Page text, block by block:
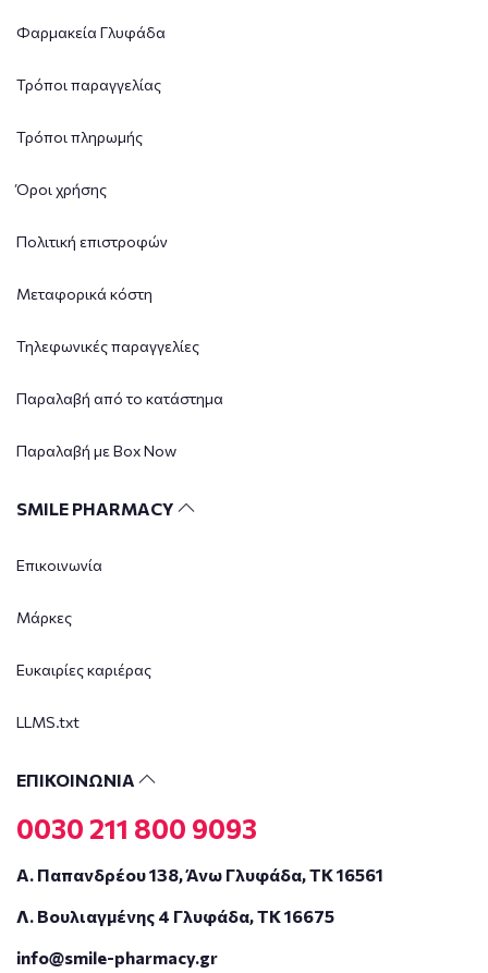
Φαρμακεία Γλυφάδα
Τρόποι παραγγελίας
Τρόποι πληρωμής
Όροι χρήσης
Πολιτική επιστροφών
Μεταφορικά κόστη
Τηλεφωνικές παραγγελίες
Παραλαβή από το κατάστημα
Παραλαβή με Box Now
SMILE PHARMACY
Επικοινωνία
Μάρκες
Ευκαιρίες καριέρας
LLMS.txt
ΕΠΙΚΟΙΝΩΝΙΑ
0030 211 800 9093
Α. Παπανδρέου 138, Άνω Γλυφάδα, ΤΚ 16561
Λ. Βουλιαγμένης 4 Γλυφάδα, ΤΚ 16675
info@smile-pharmacy.gr